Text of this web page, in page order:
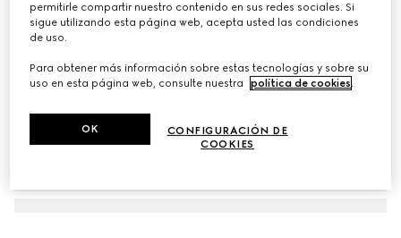
permitirle compartir nuestro contenido en sus redes sociales. Si
sigue utilizando esta página web, acepta usted las condiciones
de uso.
Para obtener más información sobre estas tecnologías y sobre su
uso en esta página web, consulte nuestra
política de cookies.
CONFIGURACIÓN DE
COOKIES
OK